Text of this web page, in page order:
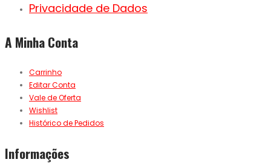
Privacidade de Dados
A Minha Conta
Carrinho
Editar Conta
Vale de Oferta
Wishlist
Histórico de Pedidos
Informações